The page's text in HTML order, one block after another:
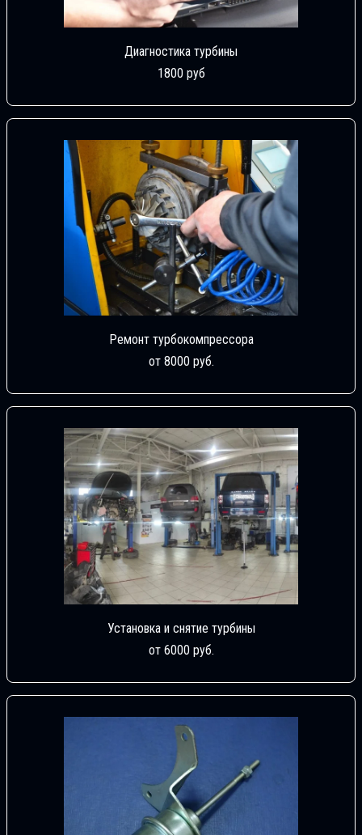
Диагностика турбины
1800 руб
Ремонт турбокомпрессора
от 8000 руб.
Установка и снятие турбины
от 6000 руб.